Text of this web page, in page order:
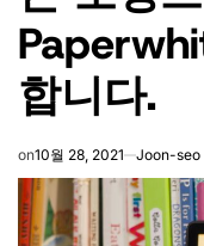
합니다.
on10월 28, 2021 Joon-seo